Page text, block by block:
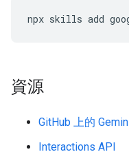
npx skills add
資源
GitHub 上的
Interactions API